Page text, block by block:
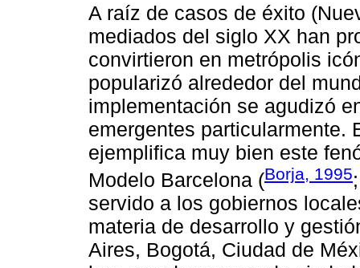
A raíz de casos de éxito
mediados del siglo XX han
convirtieron en metrópolis
popularizó alrededor del
implementación se agudizó
emergentes particularmente.
ejemplifica muy bien este
Modelo Barcelona (Borja, 1995
servido a los gobiernos
materia de desarrollo y
Aires, Bogotá, Ciudad de